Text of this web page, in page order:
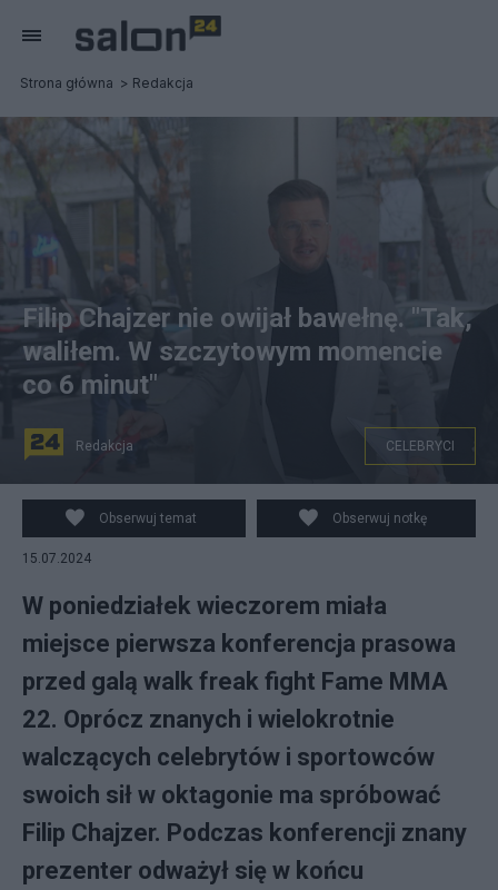
Strona główna Redakcja
n/z: Filip Chajzer Dostawca: FOTON/PAP
Filip Chajzer nie owijał bawełnę. "Tak,
waliłem. W szczytowym momencie
co 6 minut"
Redakcja CELEBRYCI
Obserwuj temat Obserwuj notkę
15.07.2024
W poniedziałek wieczorem miała
miejsce pierwsza konferencja prasowa
przed galą walk freak fight Fame MMA
22. Oprócz znanych i wielokrotnie
walczących celebrytów i sportowców
swoich sił w oktagonie ma spróbować
Filip Chajzer. Podczas konferencji znany
prezenter odważył się w końcu